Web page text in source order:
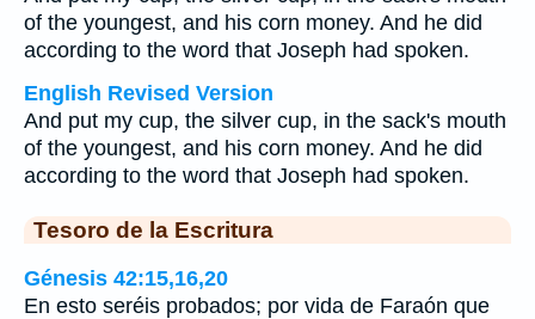
of the youngest, and his corn money. And he did
according to the word that Joseph had spoken.
English Revised Version
And put my cup, the silver cup, in the sack's mouth
of the youngest, and his corn money. And he did
according to the word that Joseph had spoken.
Tesoro de la Escritura
Génesis 42:15,16,20
En esto seréis probados; por vida de Faraón que